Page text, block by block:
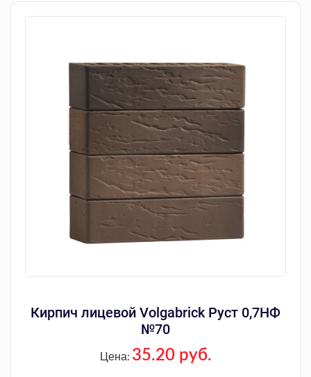
Кирпич лицевой Volgabrick Руст 0,7НФ
№70
Цена: 35.20 руб.